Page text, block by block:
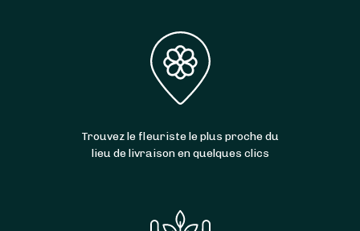
Trouvez le fleuriste le plus proche du
lieu de livraison en quelques clics